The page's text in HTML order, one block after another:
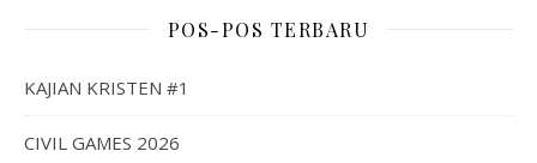
POS-POS TERBARU
KAJIAN KRISTEN #1
CIVIL GAMES 2026